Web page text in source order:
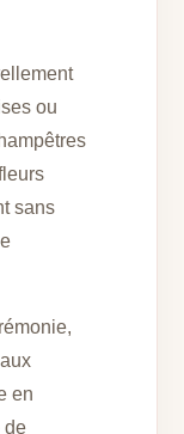
ou
sans
en
de